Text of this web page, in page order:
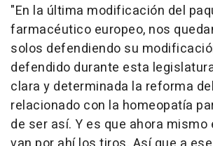
"En la última modificación del
farmacéutico europeo, nos
solos defendiendo su
defendido durante esta
clara y determinada la reforma
relacionado con la homeopatía
de ser así. Y es que ahora mismo